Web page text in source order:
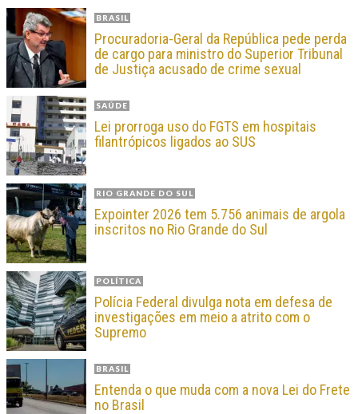
BRASIL
Procuradoria-Geral da República pede perda
de cargo para ministro do Superior Tribunal
de Justiça acusado de crime sexual
SAÚDE
Lei prorroga uso do FGTS em hospitais
filantrópicos ligados ao SUS
RIO GRANDE DO SUL
Expointer 2026 tem 5.756 animais de argola
inscritos no Rio Grande do Sul
POLÍTICA
Polícia Federal divulga nota em defesa de
investigações em meio a atrito com o
Supremo
BRASIL
Entenda o que muda com a nova Lei do Frete
no Brasil